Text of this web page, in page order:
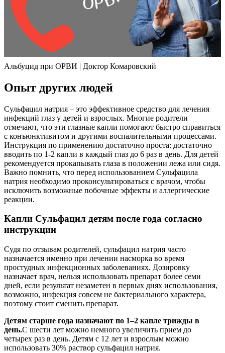
Альбуцид при ОРВИ | Доктор Комаровский
Опыт других людей
Сульфацил натрия – это эффективное средство для лечения
инфекций глаз у детей и взрослых. Многие родители
отмечают, что эти глазные капли помогают быстро справиться
с конъюнктивитом и другими воспалительными процессами.
Инструкция по применению достаточно проста: достаточно
вводить по 1-2 капли в каждый глаз до 6 раз в день. Для детей
рекомендуется прокапывать глаза в положении лежа или сидя.
Важно помнить, что перед использованием Сульфацила
натрия необходимо проконсультироваться с врачом, чтобы
исключить возможные побочные эффекты и аллергические
реакции.
Капли Сульфацил детям после года согласно
инструкции
Судя по отзывам родителей, сульфацил натрия часто
назначается именно при лечении насморка во время
простудных инфекционных заболеваниях. Дозировку
назначает врач, нельзя использовать препарат более семи
дней, если результат незаметен в первых днях использования,
возможно, инфекция совсем не бактериального характера,
поэтому стоит сменить препарат.
Детям старше года назначают по 1–2 капле трижды в
день.С шести лет можно немного увеличить прием до
четырех раз в день. Детям с 12 лет и взрослым можно
использовать 30% раствор сульфацил натрия.